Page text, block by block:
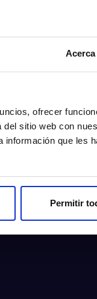
ofrecer
sitio web con
que les
Permitir